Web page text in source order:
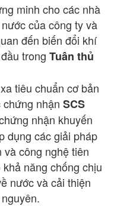
minh cho các nhà
của công ty và
đến biến đổi khí
trong Tuân thủ
tiêu chuẩn cơ bản
nhận SCS
nhận khuyến
dụng các giải pháp
công nghệ tiên
năng chống chịu
nước và cải thiện